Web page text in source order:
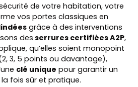
de votre habitation, votre
vos portes classiques en
grâce à des interventions
des serrures certifiées A2P,
qu’elles soient monopoint
3, 5 points ou davantage),
clé unique pour garantir un
fois sûr et pratique.